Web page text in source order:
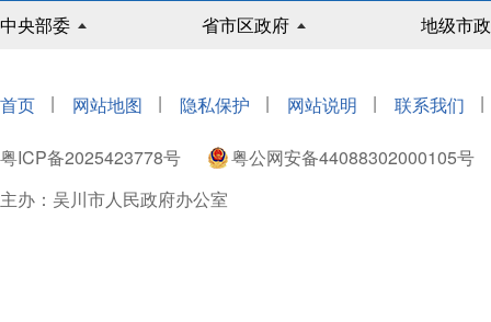
中央部委 省市区政府 地级市
首页 | 网站地图 | 隐私保护 | 网站说明 | 联系我们 |
粤ICP备2025423778号
粤公网安备44088302000105号
主办：吴川市人民政府办公室